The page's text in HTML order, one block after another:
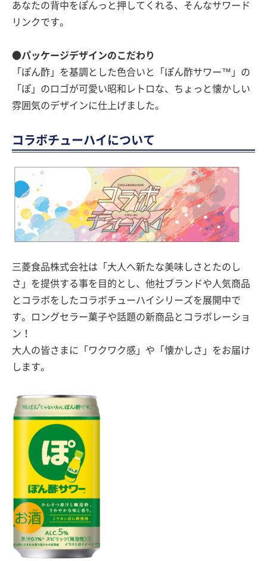
あなたの背中をぽんっと押してくれる、そんなサワード
リンクです。
●パッケージデザインのこだわり
「ぽん酢」を基調とした色合いと「ぽん酢サワー™」の
「ぽ」のロゴが可愛い昭和レトロな、ちょっと懐かしい
雰囲気のデザインに仕上げました。
コラボチューハイについて
三菱食品株式会社は「大人へ新たな美味しさとたのし
さ」を提供する事を目的とし、他社ブランドや人気商品
とコラボをしたコラボチューハイシリーズを展開中で
す。ロングセラー菓子や話題の新商品とコラボレーショ
ン！
大人の皆さまに「ワクワク感」や「懐かしさ」をお届け
します。